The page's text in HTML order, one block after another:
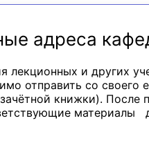
адреса
лекционных и других
отправить со своего
книжки). После
материалы